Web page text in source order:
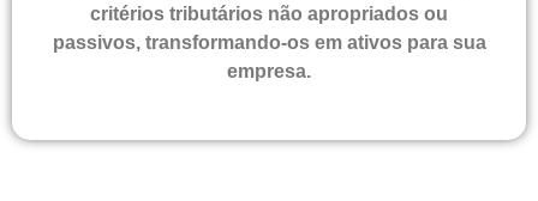
critérios tributários não apropriados ou
passivos, transformando-os em ativos para sua
empresa.